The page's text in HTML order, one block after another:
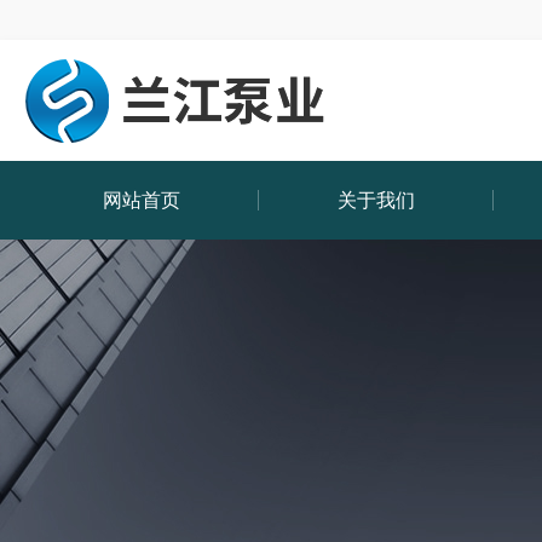
网站首页 关于我们